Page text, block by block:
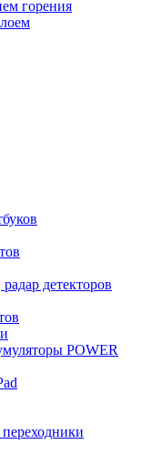
горения
детекторов
POWER